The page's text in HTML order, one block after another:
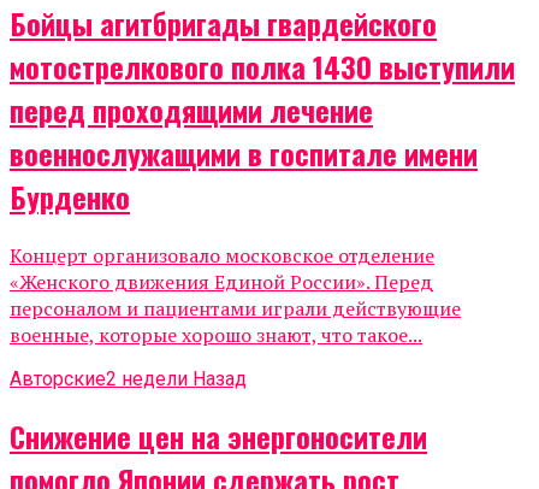
Бойцы агитбригады гвардейского
мотострелкового полка 1430 выступили
перед проходящими лечение
военнослужащими в госпитале имени
Бурденко
Концерт организовало московское отделение
«Женского движения Единой России». Перед
персоналом и пациентами играли действующие
военные, которые хорошо знают, что такое...
Авторские2 недели Назад
Снижение цен на энергоносители
помогло Японии сдержать рост